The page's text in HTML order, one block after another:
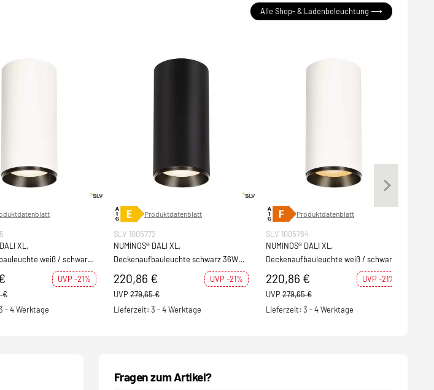
Alle Shop- & Ladenbeleuchtung ⟶
XL,
weiß / schwarz
UVP -21%
€
- 4 Werktage
Produktdatenblatt
SLV 1005772
NUMINOS® DALI XL,
Deckenaufbauleuchte schwarz 36W
4000K 36°
220,86 €
UVP -21%
UVP 279,65 €
Lieferzeit: 3 - 4 Werktage
Produktdatenblatt
SLV 1005764
NUMINOS® DALI XL,
Deckenaufbauleuchte weiß / schwarz
36W 2700K 60°
220,86 €
UVP -21%
UVP 279,65 €
Lieferzeit: 3 - 4 Werktage
Fragen zum Artikel?